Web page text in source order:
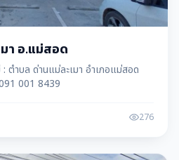
า อ.แม่สอด
ตำบล ด่านแม่ละเมา อำเภอแม่สอด
001 8439
276